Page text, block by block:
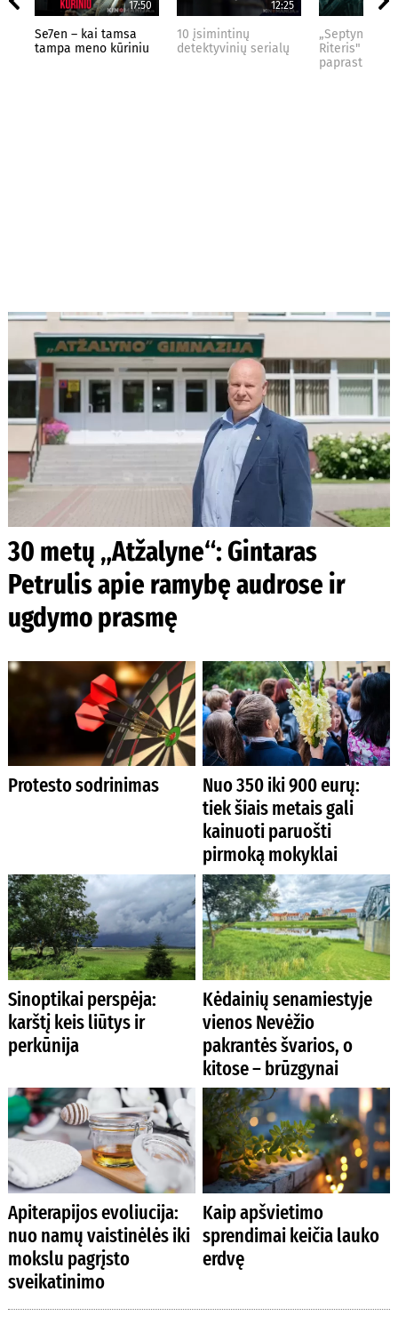
17:50
Se7en – kai tamsa
tampa meno kūriniu
12:25
10 įsimintinų
detektyvinių serialų
„Septynių
Riteris" – kai
paprastumas
30 metų „Atžalyne“: Gintaras
Petrulis apie ramybę audrose ir
ugdymo prasmę
Protesto sodrinimas
Nuo 350 iki 900 eurų:
tiek šiais metais gali
kainuoti paruošti
pirmoką mokyklai
Sinoptikai perspėja:
karštį keis liūtys ir
perkūnija
Kėdainių senamiestyje
vienos Nevėžio
pakrantės švarios, o
kitose – brūzgynai
Apiterapijos evoliucija:
nuo namų vaistinėlės iki
mokslu pagrįsto
sveikatinimo
Kaip apšvietimo
sprendimai keičia lauko
erdvę